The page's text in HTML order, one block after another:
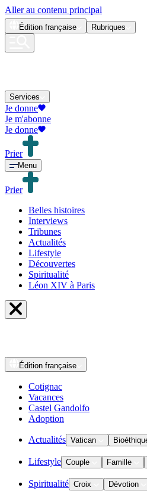
Aller au contenu principal
Édition française Rubriques
Services
Je donne
Je m'abonne
Je donne
Prier
Menu
Prier
Belles histoires
Interviews
Tribunes
Actualités
Lifestyle
Découvertes
Spiritualité
Léon XIV à Paris
Édition française
Cotignac
Vacances
Castel Gandolfo
Adoption
Actualités Vatican
Lifestyle Couple Famille
Spiritualité Croix Dévotion